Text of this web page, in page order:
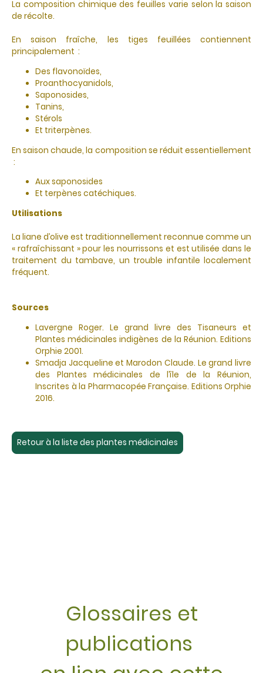
La composition chimique des feuilles varie selon la saison
de récolte.
En saison fraîche, les tiges feuillées contiennent
principalement :
Des flavonoïdes,
Proanthocyanidols,
Saponosides,
Tanins,
Stérols
Et triterpènes.
En saison chaude, la composition se réduit essentiellement
:
Aux saponosides
Et terpènes catéchiques.
Utilisations
La liane d’olive est traditionnellement reconnue comme un
« rafraîchissant » pour les nourrissons et est utilisée dans le
traitement du tambave, un trouble infantile localement
fréquent.
Sources
Lavergne Roger. Le grand livre des Tisaneurs et
Plantes médicinales indigènes de la Réunion. Editions
Orphie 2001.
Smadja Jacqueline et Marodon Claude. Le grand livre
des Plantes médicinales de l’île de la Réunion,
Inscrites à la Pharmacopée Française. Editions Orphie
2016.
Retour à la liste des plantes médicinales
Glossaires et
publications